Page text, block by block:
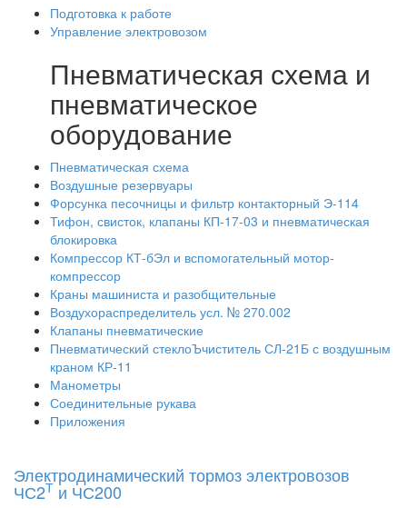
Подготовка к работе
Управление электровозом
Пневматическая схема и
пневматическое
оборудование
Пневматическая схема
Воздушные резервуары
Форсунка песочницы и фильтр контакторный Э-114
Тифон, свисток, клапаны КП-17-03 и пневматическая
блокировка
Компрессор КТ-бЭл и вспомогательный мотор-
компрессор
Краны машиниста и разобщительные
Воздухораспределитель усл. № 270.002
Клапаны пневматические
Пневматический стеклоЪчиститель СЛ-21Б с воздушным
краном КР-11
Манометры
Соединительные рукава
Приложения
Электродинамический тормоз электровозов
ЧС2Т и ЧС200